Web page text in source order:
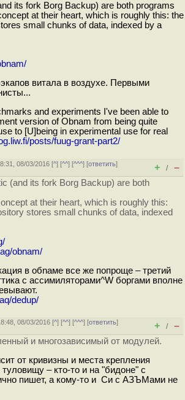
its fork Borg Backup) are both programs
at their heart, which is roughly this: the
small chunks of data, indexed by a
витала в воздухе. Первыми
and experiments I've been able to
version of Obnam from being quite
to [U]being in experimental use for real
posts/fuug-grant-part2/
08/03/2016 [^] [^^] [^^^] [ответить]
+ / –
(and its fork Borg Backup) are both
at their heart, which is roughly this:
stores small chunks of data, indexed
obnam/
в обnаме все же попроще – третий
с ассимиляторами^W боргами вполне
dedup/
08/03/2016 [^] [^^] [^^^] [ответить]
+ / –
и многозависимый от модулей.
от кривизны и места крепления
– кто-то и на "бидоне" с
пишет, а кому-то и Си с АЗЪМами не